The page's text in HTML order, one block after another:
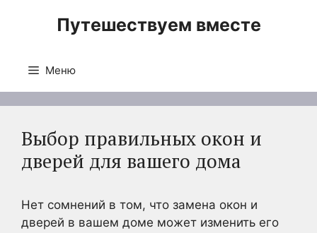
Путешествуем вместе
Меню
Выбор правильных окон и
дверей для вашего дома
Нет сомнений в том, что замена окон и
дверей в вашем доме может изменить его